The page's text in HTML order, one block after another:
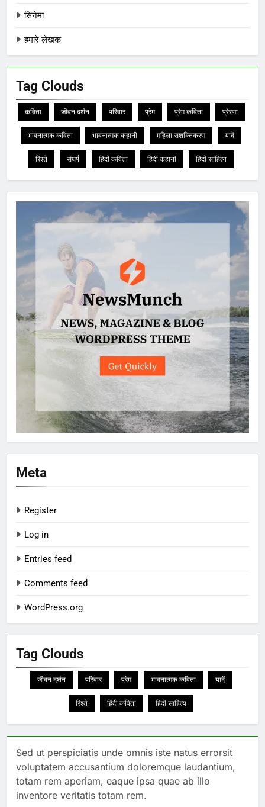
सिनेमा
हमारे लेखक
Tag Clouds
कविता जीवन दर्शन परिवार प्रेम प्रेम कविता प्रेरणा
भावनात्मक कविता भावनात्मक कहानी महिला सशक्तिकरण यादें
रिश्ते संघर्ष हिंदी कविता हिंदी कहानी हिंदी साहित्य
Meta
Register
Log in
Entries feed
Comments feed
WordPress.org
Tag Clouds
जीवन दर्शन परिवार प्रेम भावनात्मक कविता यादें
रिश्ते हिंदी कविता हिंदी साहित्य
Sed ut perspiciatis unde omnis iste natus errorsit
voluptatem accusantium doloremque laudantium,
totam rem aperiam, eaque ipsa quae ab illo
inventore veritatis totam rem.